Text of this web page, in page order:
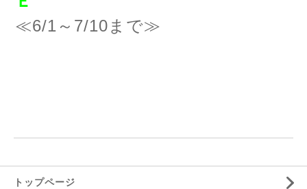
≪6/1～7/10まで≫
トップページ